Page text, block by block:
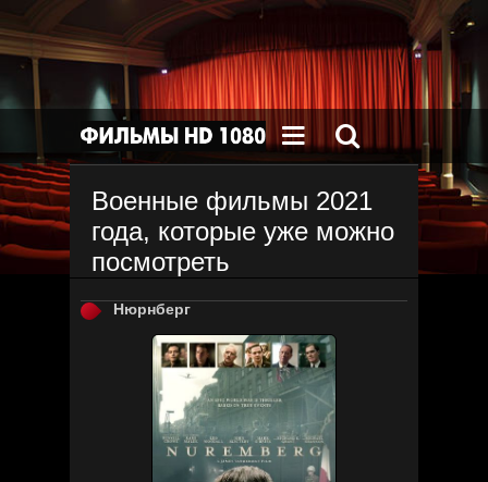
 
Военные фильмы 2021
года, которые уже можно
посмотреть
Нюрнберг